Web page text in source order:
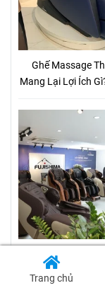
Ghế Massage
Mang Lại Lợi Ích
Quả Nhất?
Địa Chỉ Bán Ghế
Nội Giá Thành
Trang chủ